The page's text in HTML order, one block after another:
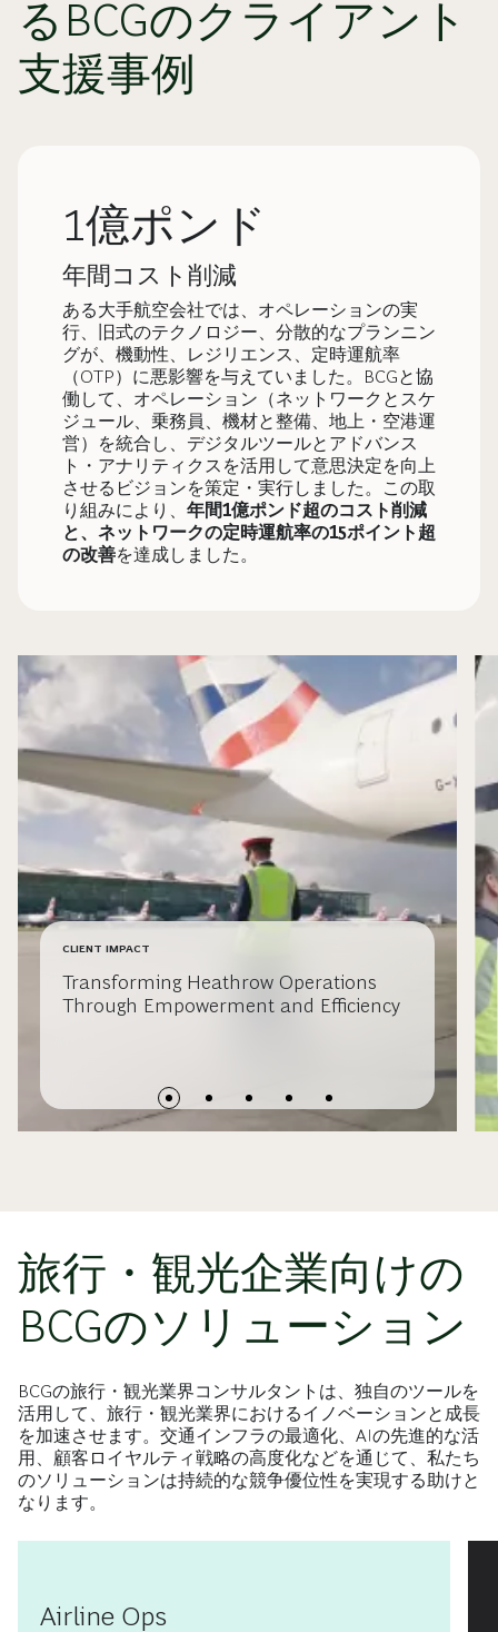
るBCGのクライアント
支援事例
1億ポンド
年間コスト削減
ある大手航空会社では、オペレーションの実
行、旧式のテクノロジー、分散的なプランニン
グが、機動性、レジリエンス、定時運航率
（OTP）に悪影響を与えていました。BCGと協
働して、オペレーション（ネットワークとスケ
ジュール、乗務員、機材と整備、地上・空港運
営）を統合し、デジタルツールとアドバンス
ト・アナリティクスを活用して意思決定を向上
させるビジョンを策定・実行しました。この取
り組みにより、 年間1億ポンド超のコスト削減
と、ネットワークの定時運航率の15ポイント超
の改善を達成しました。
CLIENT IMPACT
Transforming Heathrow Operations
Through Empowerment and Efficiency
旅行・観光企業向けの
BCGのソリューション
BCGの旅行・観光業界コンサルタントは、独自のツールを
活用して、旅行・観光業界におけるイノベーションと成長
を加速させます。交通インフラの最適化、AIの先進的な活
用、顧客ロイヤルティ戦略の高度化などを通じて、私たち
のソリューションは持続的な競争優位性を実現する助けと
なります。
Airline Ops